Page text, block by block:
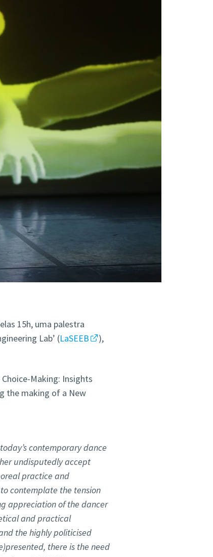
15h, uma palestra
Lab’ (LaSEEB
),
Making: Insights
the making of a New
contemporary dance
undisputedly accept
practice and
contemplate the tension
appreciation of the dancer
and practical
the highly politicised
there is the need